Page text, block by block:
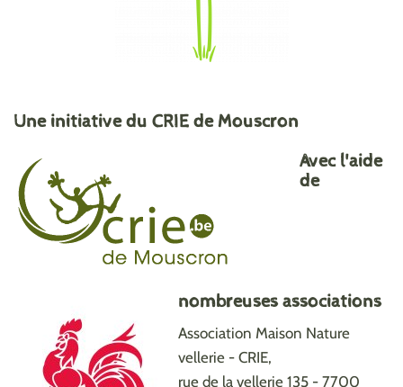
Une initiative du CRIE de Mouscron
Avec l'aide
de
nombreuses associations
Association Maison Nature
vellerie - CRIE,
rue de la vellerie 135 - 7700